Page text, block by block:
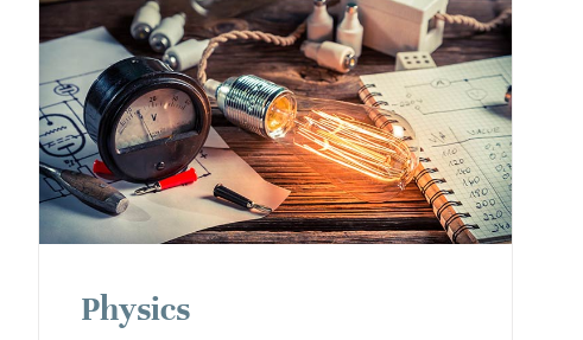
Physics